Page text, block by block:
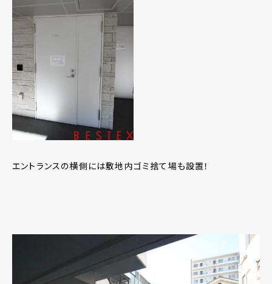
エントランスの横側には敷地内ゴミ捨て場も設置！